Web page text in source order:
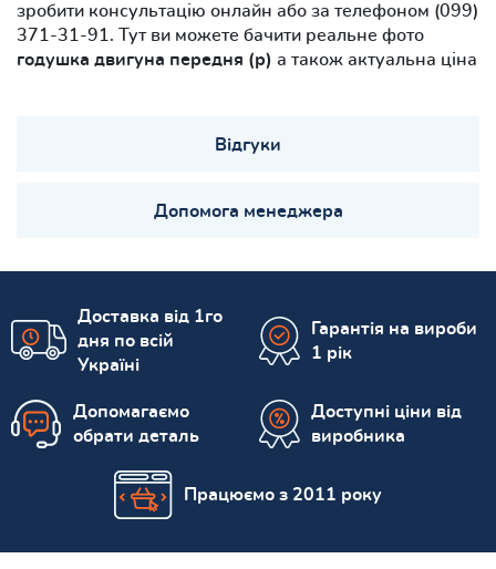
зробити консультацію онлайн або за телефоном (099)
371-31-91. Тут ви можете бачити реальне фото
годушка двигуна передня (р) а також актуальна ціна
Відгуки
Допомога менеджера
Доставка від 1го
дня по всій
Україні
Гарантія на вироби
1 рік
Допомагаємо
обрати деталь
Доступні ціни від
виробника
Працюємо з 2011 року